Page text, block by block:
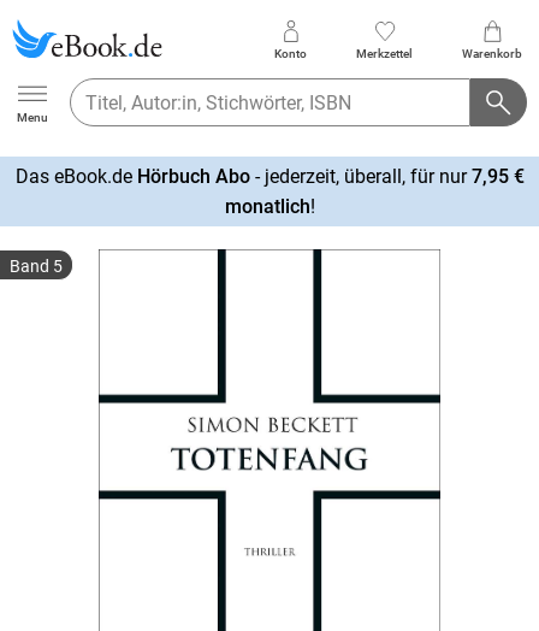
Ebook.de
Menu
Konto Merkzettel Warenkorb
Das eBook.de Hörbuch Abo- jederzeit, überall, für nur7,95 €
monatlich!
Band 5